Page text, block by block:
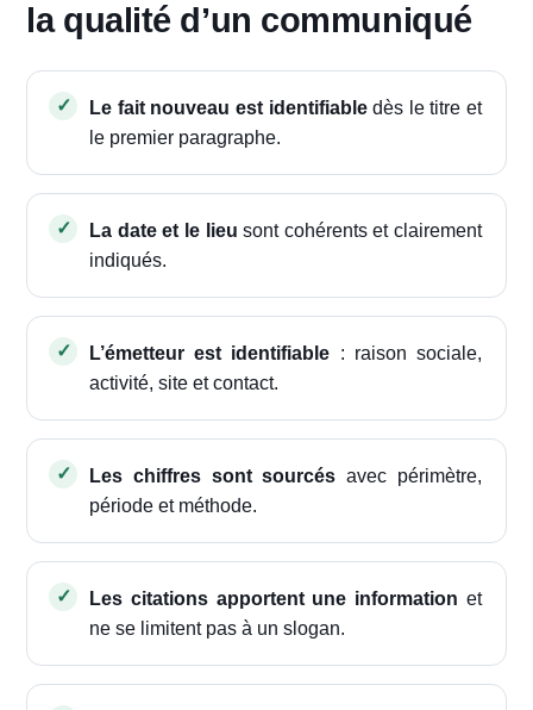
la qualité d’un communiqué
Le fait nouveau est identifiabledès le titre et
le premier paragraphe.
La date et le lieu sont cohérents et clairement
indiqués.
L’émetteur est identifiable : raison sociale,
activité, site et contact.
Les chiffres sont sourcés avec périmètre,
période et méthode.
Les citations apportent une information et
ne se limitent pas à un slogan.